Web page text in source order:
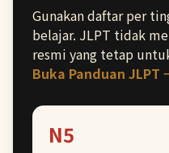
Gunakan daftar per
belajar. JLPT tidak
resmi yang tetap
Buka Panduan JLPT
N5